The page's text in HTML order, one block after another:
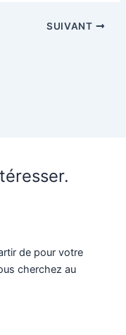
SUIVANT
de pour votre
cherchez au